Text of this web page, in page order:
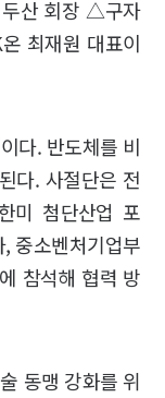
산 회장 △구자
최재원 대표이
다. 반도체를 비
다. 사절단은 전
미 첨단산업 포
중소벤처기업부
참석해 협력 방
동맹 강화를 위